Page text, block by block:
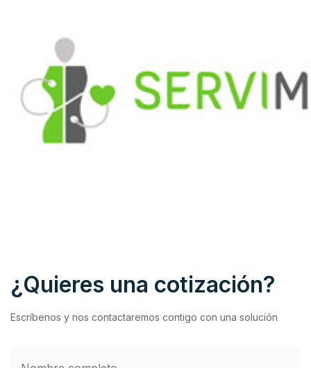
¿Quieres una cotización?
Escríbenos y nos contactaremos contigo con una solución